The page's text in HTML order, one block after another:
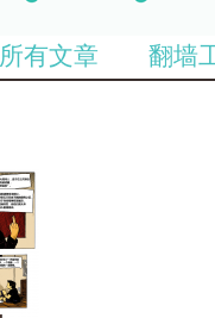
所有文章 翻墙